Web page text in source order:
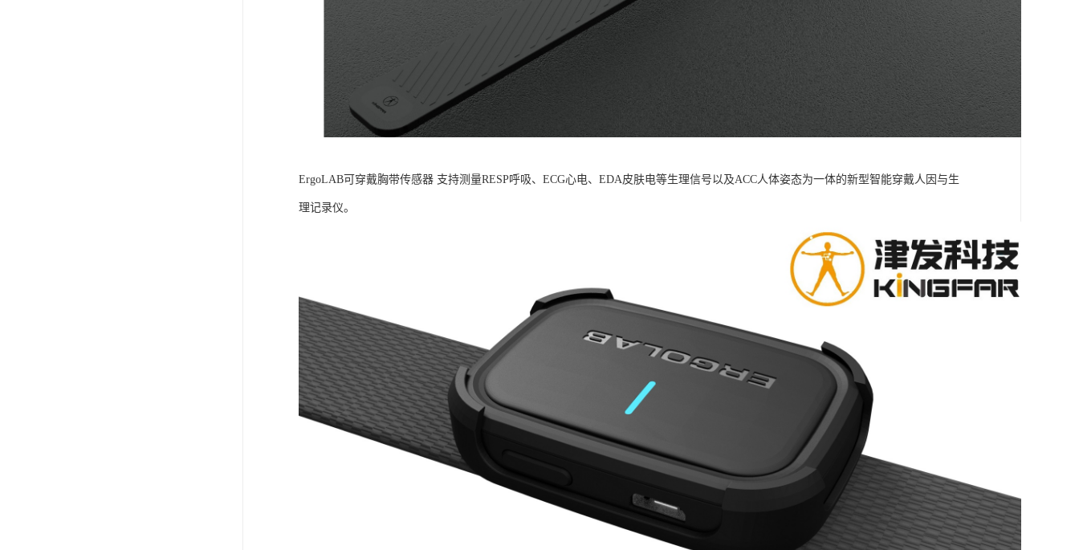
ErgoLAB可穿戴胸带传感器 支持测量RESP呼吸、ECG心电、EDA皮肤电等生理信号以及ACC人体姿态为一体的新型智能穿戴人因与生
理记录仪。